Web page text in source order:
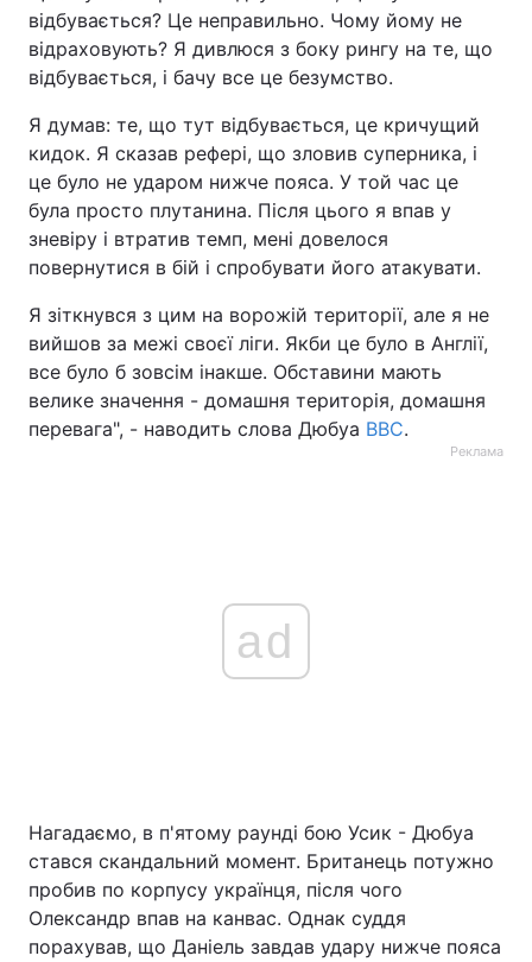
відбувається? Це неправильно. Чому йому не
відраховують? Я дивлюся з боку рингу на те, що
відбувається, і бачу все це безумство.
Я думав: те, що тут відбувається, це кричущий
кидок. Я сказав рефері, що зловив суперника, і
це було не ударом нижче пояса. У той час це
була просто плутанина. Після цього я впав у
зневіру і втратив темп, мені довелося
повернутися в бій і спробувати його атакувати.
Я зіткнувся з цим на ворожій території, але я не
вийшов за межі своєї ліги. Якби це було в Англії,
все було б зовсім інакше. Обставини мають
велике значення - домашня територія, домашня
перевага", - наводить слова Дюбуа BBC.
Реклама
ad
Нагадаємо, в п'ятому раунді бою Усик - Дюбуа
стався скандальний момент. Британець потужно
пробив по корпусу українця, після чого
Олександр впав на канвас. Однак суддя
порахував, що Даніель завдав удару нижче пояса